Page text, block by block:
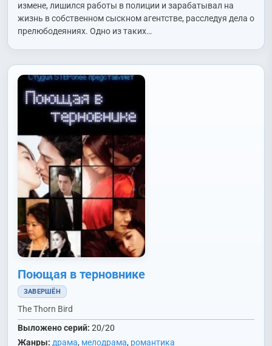
измене, лишился работы в полиции и зарабатывал на
жизнь в собственном сыскном агентстве, расследуя дела о
прелюбодеяниях. Одно из таких…
Поющая в терновнике
ЗАВЕРШЁН
The Thorn Bird
Выложено серий: 20/20
Жанры: драма, мелодрама, романтика